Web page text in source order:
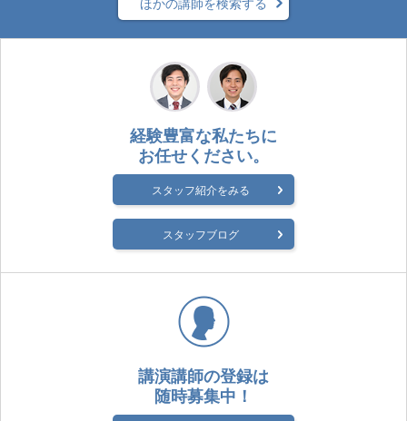
経験豊富な私たちに
お任せください。
スタッフ紹介をみる
スタッフブログ
講演講師の登録は
随時募集中！